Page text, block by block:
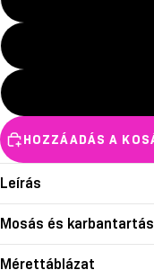
HOZZÁADÁS A
Leírás
Mosás és karbantartás
Mérettáblázat